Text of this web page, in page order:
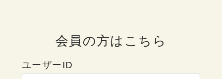
会員の方はこちら
ユーザーID